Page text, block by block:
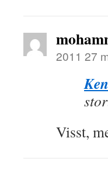
2011 27
Visst,